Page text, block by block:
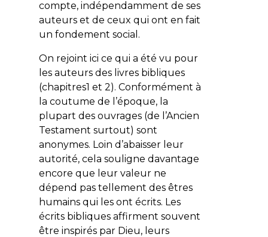
compte, indépendamment de ses
auteurs et de ceux qui ont en fait
un fondement social.
On rejoint ici ce qui a été vu pour
les auteurs des livres bibliques
(chapitres1 et 2). Conformément à
la coutume de l’époque, la
plupart des ouvrages (de l’Ancien
Testament surtout) sont
anonymes. Loin d’abaisser leur
autorité, cela souligne davantage
encore que leur valeur ne
dépend pas tellement des êtres
humains qui les ont écrits. Les
écrits bibliques affirment souvent
être inspirés par Dieu, leurs